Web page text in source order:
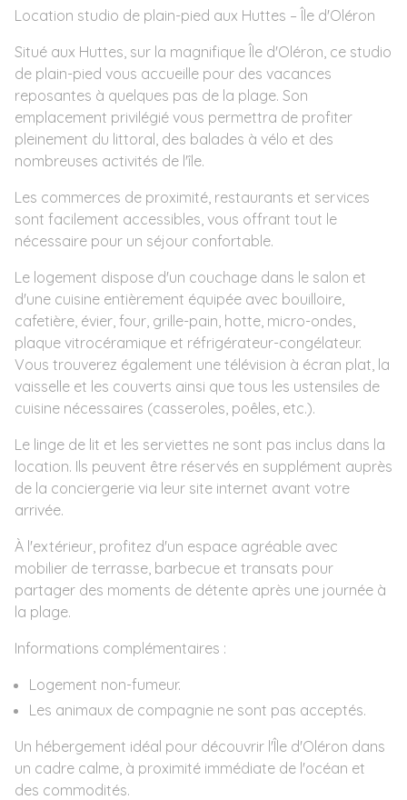
Location studio de plain-pied aux Huttes – Île d'Oléron
Situé aux Huttes, sur la magnifique Île d'Oléron, ce studio
de plain-pied vous accueille pour des vacances
reposantes à quelques pas de la plage. Son
emplacement privilégié vous permettra de profiter
pleinement du littoral, des balades à vélo et des
nombreuses activités de l'île.
Les commerces de proximité, restaurants et services
sont facilement accessibles, vous offrant tout le
nécessaire pour un séjour confortable.
Le logement dispose d'un couchage dans le salon et
d'une cuisine entièrement équipée avec bouilloire,
cafetière, évier, four, grille-pain, hotte, micro-ondes,
plaque vitrocéramique et réfrigérateur-congélateur.
Vous trouverez également une télévision à écran plat, la
vaisselle et les couverts ainsi que tous les ustensiles de
cuisine nécessaires (casseroles, poêles, etc.).
Le linge de lit et les serviettes ne sont pas inclus dans la
location. Ils peuvent être réservés en supplément auprès
de la conciergerie via leur site internet avant votre
arrivée.
À l'extérieur, profitez d'un espace agréable avec
mobilier de terrasse, barbecue et transats pour
partager des moments de détente après une journée à
la plage.
Informations complémentaires :
Logement non-fumeur.
Les animaux de compagnie ne sont pas acceptés.
Un hébergement idéal pour découvrir l'Île d'Oléron dans
un cadre calme, à proximité immédiate de l'océan et
des commodités.